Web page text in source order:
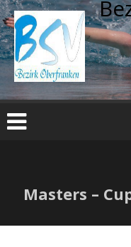
Zum
Inhalt
springen
Masters –